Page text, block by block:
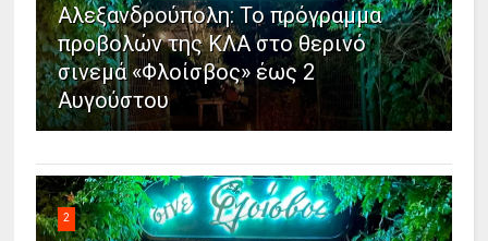
Αλεξανδρούπολη: Το πρόγραμμα
προβολών της ΚΛΑ στο θερινό
σινεμά «Φλοίσβος» έως 2
Αυγούστου
2